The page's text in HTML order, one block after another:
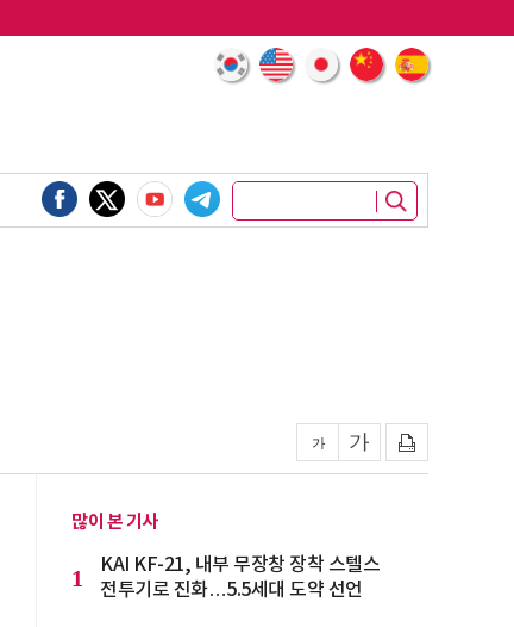
많이 본 기사
1
KAI KF-21, 내부 무장창 장착 스텔스
전투기로 진화…5.5세대 도약 선언